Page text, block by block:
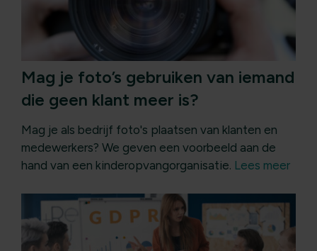
Mag je foto’s gebruiken van iemand
die geen klant meer is?
Mag je als bedrijf foto's plaatsen van klanten en
medewerkers? We geven een voorbeeld aan de
hand van een kinderopvangorganisatie. Lees meer